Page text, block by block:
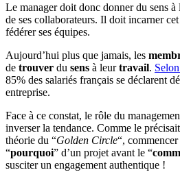
Le manager doit donc donner du sens à
de ses collaborateurs. Il doit incarner
fédérer ses équipes.
Aujourd’hui plus que jamais, les
de trouver du sens à leurtravail.
85% des salariés français se déclarent
entreprise.
Face à ce constat, le rôle du
inverser la tendance. Comme le
théorie du “Golden Circle“,
“pourquoi” d’un projet avant le “
susciter un engagement authentique !